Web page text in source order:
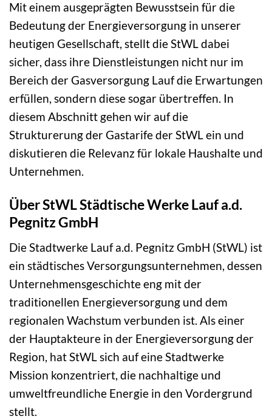
Mit einem ausgeprägten Bewusstsein für die
Bedeutung der Energieversorgung in unserer
heutigen Gesellschaft, stellt die StWL dabei
sicher, dass ihre Dienstleistungen nicht nur im
Bereich der Gasversorgung Lauf die Erwartungen
erfüllen, sondern diese sogar übertreffen. In
diesem Abschnitt gehen wir auf die
Strukturerung der Gastarife der StWL ein und
diskutieren die Relevanz für lokale Haushalte und
Unternehmen.
Über StWL Städtische Werke Lauf a.d.
Pegnitz GmbH
Die Stadtwerke Lauf a.d. Pegnitz GmbH (StWL) ist
ein städtisches Versorgungsunternehmen, dessen
Unternehmensgeschichte eng mit der
traditionellen Energieversorgung und dem
regionalen Wachstum verbunden ist. Als einer
der Hauptakteure in der Energieversorgung der
Region, hat StWL sich auf eine Stadtwerke
Mission konzentriert, die nachhaltige und
umweltfreundliche Energie in den Vordergrund
stellt.